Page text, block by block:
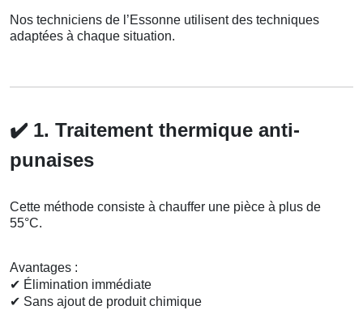
Nos techniciens de l’Essonne utilisent des techniques
adaptées à chaque situation.
✔️ 1. Traitement thermique anti-
punaises
Cette méthode consiste à chauffer une pièce à plus de
55°C.
Avantages :
✔ Élimination immédiate
✔ Sans ajout de produit chimique